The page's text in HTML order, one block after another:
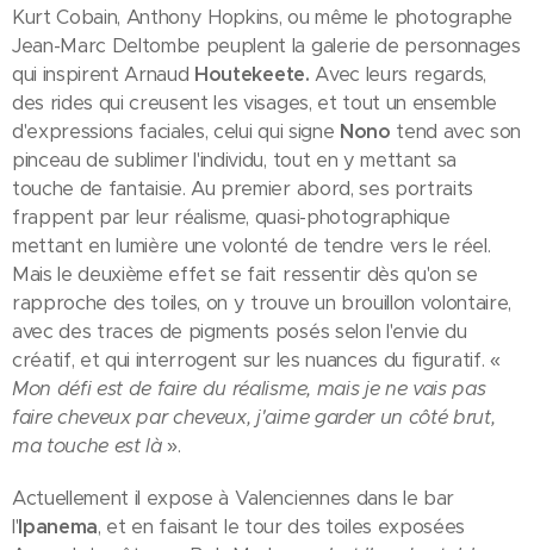
Kurt Cobain, Anthony Hopkins, ou même le photographe
Jean-Marc Deltombe peuplent la galerie de personnages
qui inspirent Arnaud Houtekeete. Avec leurs regards,
des rides qui creusent les visages, et tout un ensemble
d'expressions faciales, celui qui signe Nono tend avec son
pinceau de sublimer l'individu, tout en y mettant sa
touche de fantaisie. Au premier abord, ses portraits
frappent par leur réalisme, quasi-photographique
mettant en lumière une volonté de tendre vers le réel.
Mais le deuxième effet se fait ressentir dès qu'on se
rapproche des toiles, on y trouve un brouillon volontaire,
avec des traces de pigments posés selon l'envie du
créatif, et qui interrogent sur les nuances du figuratif. «
Mon défi est de faire du réalisme, mais je ne vais pas
faire cheveux par cheveux, j'aime garder un côté brut,
ma touche est là».
Actuellement il expose à Valenciennes dans le bar
l'Ipanema, et en faisant le tour des toiles exposées